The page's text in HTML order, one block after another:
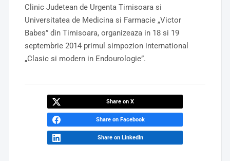
Clinic Judetean de Urgenta Timisoara si
Universitatea de Medicina si Farmacie „Victor
Babes” din Timisoara, organizeaza in 18 si 19
septembrie 2014 primul simpozion international
„Clasic si modern in Endourologie”.
Share on X
Share on Facebook
Share on LinkedIn